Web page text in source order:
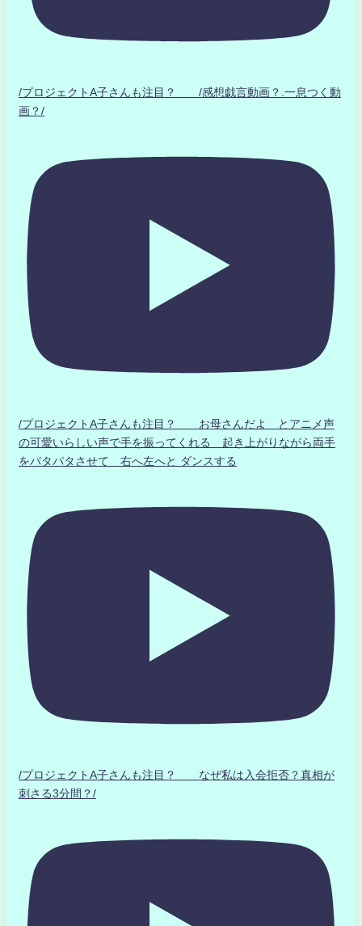
/プロジェクトA子さんも注目？ /感想戯言動画？.一息つく動
画？/
/プロジェクトA子さんも注目？ お母さんだよ とアニメ声
の可愛いらしい声で手を振ってくれる 起き上がりながら両手
をパタパタさせて 右へ左へと ダンスする
/プロジェクトA子さんも注目？ なぜ私は入会拒否？真相が
刺さる3分間？/